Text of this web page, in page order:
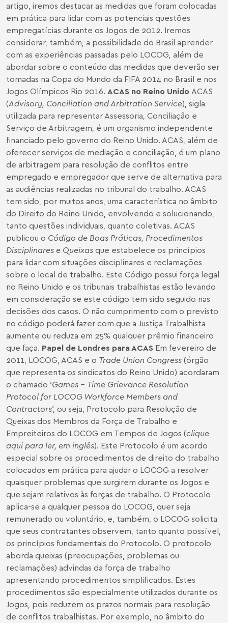
artigo, iremos destacar as medidas que foram colocadas
em prática para lidar com as potenciais questões
empregatícias durante os Jogos de 2012. Iremos
considerar, também, a possibilidade do Brasil aprender
com as experiências passadas pelo LOCOG, além de
abordar sobre o conteúdo das medidas que deverão ser
tomadas na Copa do Mundo da FIFA 2014 no Brasil e nos
Jogos Olímpicos Rio 2016. ACAS no Reino Unido ACAS
(Advisory, Conciliation and Arbitration Service), sigla
utilizada para representar Assessoria, Conciliação e
Serviço de Arbitragem, é um organismo independente
financiado pelo governo do Reino Unido. ACAS, além de
oferecer serviços de mediação e conciliação, é um plano
de arbitragem para resolução de conflitos entre
empregado e empregador que serve de alternativa para
as audiências realizadas no tribunal do trabalho. ACAS
tem sido, por muitos anos, uma característica no âmbito
do Direito do Reino Unido, envolvendo e solucionando,
tanto questões individuais, quanto coletivas. ACAS
publicou o Código de Boas Práticas, Procedimentos
Disciplinares e Queixas que estabelece os princípios
para lidar com situações disciplinares e reclamações
sobre o local de trabalho. Este Código possui força legal
no Reino Unido e os tribunais trabalhistas estão levando
em consideração se este código tem sido seguido nas
decisões dos casos. O não cumprimento com o previsto
no código poderá fazer com que a Justiça Trabalhista
aumente ou reduza em 25% qualquer prêmio financeiro
que faça. Papel de Londres para ACAS Em fevereiro de
2011, LOCOG, ACAS e o Trade Union Congress (órgão
que representa os sindicatos do Reino Unido) acordaram
o chamado ′Games - Time Grievance Resolution
Protocol for LOCOG Workforce Members and
Contractors′, ou seja, Protocolo para Resolução de
Queixas dos Membros da Força de Trabalho e
Empreiteiros do LOCOG em Tempos de Jogos (clique
aqui para ler, em inglês). Este Protocolo é um acordo
especial sobre os procedimentos de direito do trabalho
colocados em prática para ajudar o LOCOG a resolver
quaisquer problemas que surgirem durante os Jogos e
que sejam relativos às forças de trabalho. O Protocolo
aplica-se a qualquer pessoa do LOCOG, quer seja
remunerado ou voluntário, e, também, o LOCOG solicita
que seus contratantes observem, tanto quanto possível,
os princípios fundamentais do Protocolo. O protocolo
aborda queixas (preocupações, problemas ou
reclamações) advindas da força de trabalho
apresentando procedimentos simplificados. Estes
procedimentos são especialmente utilizados durante os
Jogos, pois reduzem os prazos normais para resolução
de conflitos trabalhistas. Por exemplo, no âmbito do